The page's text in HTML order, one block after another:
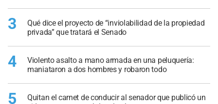
3
Qué dice el proyecto de “inviolabilidad de la propiedad
privada” que tratará el Senado
4
Violento asalto a mano armada en una peluquería:
maniataron a dos hombres y robaron todo
5
Quitan el carnet de conducir al senador que publicó un